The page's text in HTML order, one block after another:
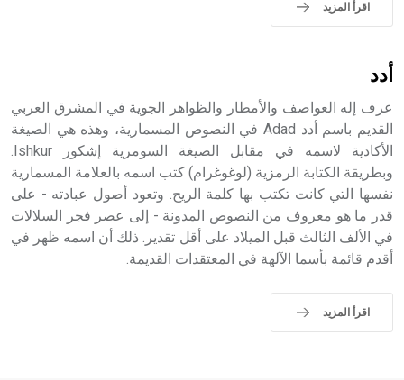
اقرأ المزيد
أدد
عرف إله العواصف والأمطار والظواهر الجوية في المشرق العربي
القديم باسم أدد Adad في النصوص المسمارية، وهذه هي الصيغة
الأكادية لاسمه في مقابل الصيغة السومرية إشكور Ishkur.
وبطريقة الكتابة الرمزية (لوغوغرام) كتب اسمه بالعلامة المسمارية
نفسها التي كانت تكتب بها كلمة الريح. وتعود أصول عبادته - على
قدر ما هو معروف من النصوص المدونة - إلى عصر فجر السلالات
في الألف الثالث قبل الميلاد على أقل تقدير. ذلك أن اسمه ظهر في
أقدم قائمة بأسما الآلهة في المعتقدات القديمة.
اقرأ المزيد